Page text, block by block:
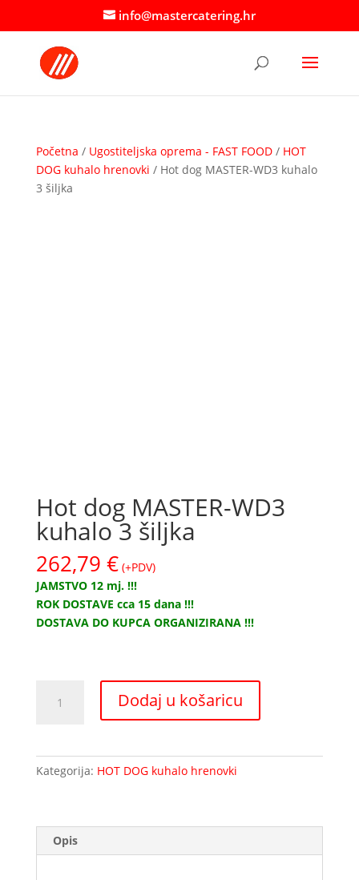
info@mastercatering.hr
Početna / Ugostiteljska oprema - FAST FOOD/ HOT
DOG kuhalo hrenovki / Hot dog MASTER-WD3 kuhalo
3 šiljka
Hot dog MASTER-WD3
kuhalo 3 šiljka
262,79 € (+PDV)
JAMSTVO 12 mj. !!!
ROK DOSTAVE cca 15 dana !!!
DOSTAVA DO KUPCA ORGANIZIRANA !!!
Dodaj u košaricu
Kategorija: HOT DOG kuhalo hrenovki
Opis